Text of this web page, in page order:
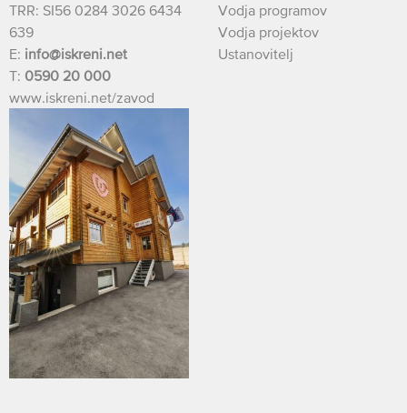
TRR: SI56 0284 3026 6434
639
E: info@iskreni.net
T: 0590 20 000
www.iskreni.net/zavod
Vodja programov
Vodja projektov
Ustanovitelj